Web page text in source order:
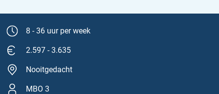
8 - 36 uur per week
2.597 - 3.635
Nooitgedacht
MBO 3